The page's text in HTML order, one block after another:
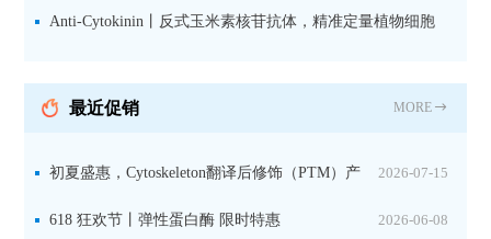
活细胞实验
Anti-Cytokinin丨反式玉米素核苷抗体，精准定量植物细胞
最近促销 MORE
2026-07-15
初夏盛惠，Cytoskeleton翻译后修饰（PTM）产
品线放价啦！ 2026-06-08
618 狂欢节丨弹性蛋白酶 限时特惠